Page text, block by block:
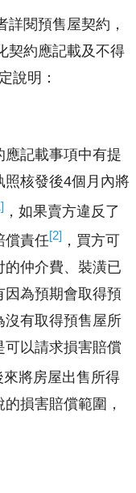
詳閱預售屋契約，
契約應記載及不得
說明：
記載事項中有提
照核發後4個月內將
，如果賣方違反了
償責任[2] ，買方可
的仲介費、裝潢已
為預期會取得預
沒有取得預售屋所
以請求損害賠償
將房屋出售所得
損害賠償範圍，